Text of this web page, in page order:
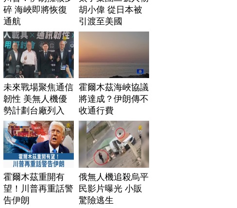
碎 海峽即將恢復
通航
胡小偉 從日本被
引渡至美國
未來戰場聚焦通信
韌性 美無人機優
勢計劃台廠列入
霍爾木茲海峽協議
將達成？伊朗傳不
收通行費
霍爾木茲重開有
望！川普再重話警
告伊朗
俄無人機追殺烏平
民影片曝光 小販
驚險逃生